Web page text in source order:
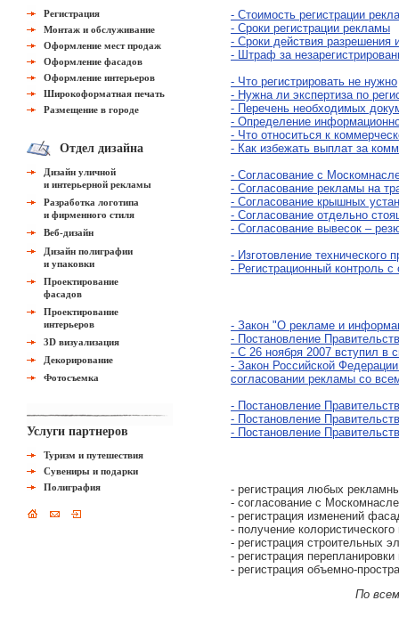
Регистрация
Монтаж и обслуживание
Оформление мест продаж
Оформление фасадов
Оформление интерьеров
Широкоформатная печать
Размещение в городе
Отдел дизайна
Дизайн уличной
и интерьерной рекламы
Разработка логотипа
и фирменного стиля
Веб-дизайн
Дизайн полиграфии
и упаковки
Проектирование
фасадов
Проектирование
интерьеров
3D визуализация
Декорирование
Фотосъемка
Услуги партнеров
Туризм и путешествия
Сувениры и подарки
Полиграфия
- Стоимость регистрации
- Сроки регистрации рекламы
- Сроки действия разрешения
- Штраф за
- Что регистрировать не нужно
- Нужна ли экспертиза по
- Перечень необходимых
- Определение
- Что относиться к
- Как избежать выплат за
- Согласование с
- Согласование рекламы на
- Согласование крышных
- Согласование отдельно
- Согласование вывесок –
- Изготовление технического
- Регистрационный контроль
- Закон "О рекламе и
- Постановление
- С 26 ноября 2007 вступил в
- Закон Российской
согласовании рекламы со
- Постановление
- Постановление
- Постановление
- регистрация любых
- согласование с
- регистрация изменений
- получение
- регистрация строительных
- регистрация
- регистрация объемно-
По